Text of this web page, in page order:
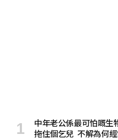
中年老公係最可怕嘅生
拖住個乞兒 不解為何